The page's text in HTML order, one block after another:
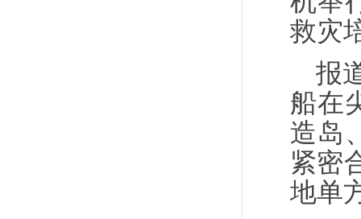
救灾
报
船在
造岛
紧密
地单